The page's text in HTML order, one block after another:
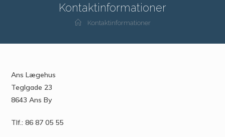
Kontaktinformationer
Kontaktinformationer
Ans Lægehus
Teglgade 23
8643 Ans By
Tlf.: 86 87 05 55